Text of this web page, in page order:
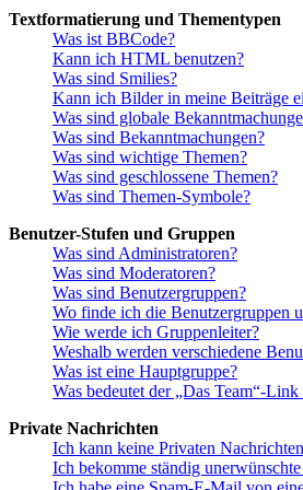
Textformatierung und Thementypen
Was ist BBCode?
Kann ich HTML benutzen?
Was sind Smilies?
Kann ich Bilder in meine Beiträge
Was sind globale
Was sind Bekanntmachungen?
Was sind wichtige Themen?
Was sind geschlossene Themen?
Was sind Themen-Symbole?
Benutzer-Stufen und Gruppen
Was sind Administratoren?
Was sind Moderatoren?
Was sind Benutzergruppen?
Wo finde ich die Benutzergruppen
Wie werde ich Gruppenleiter?
Weshalb werden verschiedene
Was ist eine Hauptgruppe?
Was bedeutet der „Das Team“-Link
Private Nachrichten
Ich kann keine Privaten
Ich bekomme ständig